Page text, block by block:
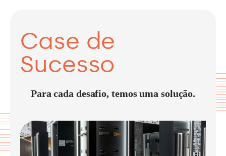
Case de
Sucesso
Para cada desafio, temos uma solução.